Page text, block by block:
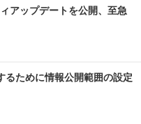
アップデートを公開、至急
ために情報公開範囲の設定